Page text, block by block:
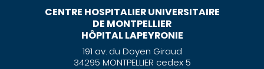
CENTRE HOSPITALIER UNIVERSITAIRE
DE MONTPELLIER
HÔPITAL LAPEYRONIE
191 av. du Doyen Giraud
34295 MONTPELLIER cedex 5